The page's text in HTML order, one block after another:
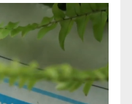
Player